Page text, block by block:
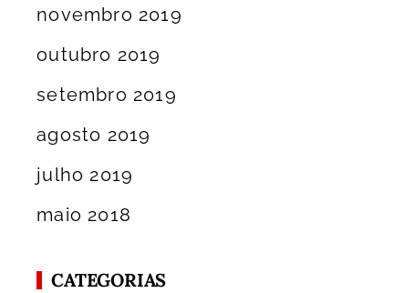
novembro 2019
outubro 2019
setembro 2019
agosto 2019
julho 2019
maio 2018
CATEGORIAS